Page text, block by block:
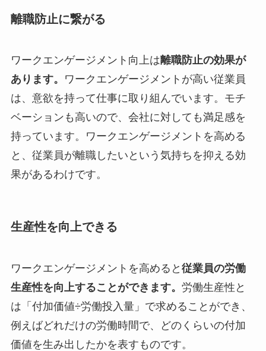
離職防止に繋がる
ワークエンゲージメント向上は離職防止の効果が
あります。
ワークエンゲージメントが高い従業員
は、意欲を持って仕事に取り組んでいます。モチ
ベーションも高いので、会社に対しても満足感を
持っています。ワークエンゲージメントを高める
と、従業員が離職したいという気持ちを抑える効
果があるわけです。
生産性を向上できる
ワークエンゲージメントを高めると 従業員の労働
生産性を向上することができます。 労働生産性と
は「付加価値÷労働投入量」で求めることができ、
例えばどれだけの労働時間で、どのくらいの付加
価値を生み出したかを表すものです。